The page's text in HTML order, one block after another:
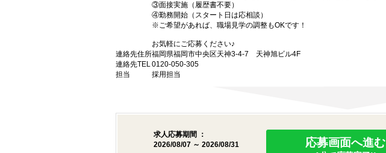
③面接実施（履歴書不要）
④勤務開始（スタート日は応相談）
※ご希望があれば、職場見学の調整もOKです！
お気軽にご応募ください♪
連絡先住所福岡県福岡市中央区天神3-4-7 天神旭ビル4F
連絡先TEL0120-050-305
担当
採用担当
求人応募期間 ：
2026/08/07 ～ 2026/08/31
応募画面へ進む